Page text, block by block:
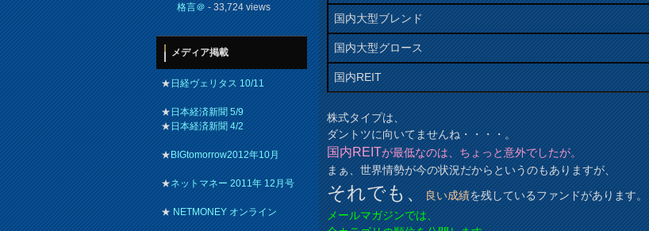
国内大型ブレンド
国内大型グロース
国内REIT
株式タイプは、
ダントツに向いてませんね・・・・。
国内REITが最低なのは、ちょっと意外でしたが。
まぁ、世界情勢が今の状況だからというのもありますが、
それでも、良い成績を残しているファンドがあります。
メールマガジンでは、
格言＠- 33,724 views
メディア掲載
★日経ヴェリタス 10/11
★日本経済新聞 5/9
★日本経済新聞 4/2
★BIGtomorrow2012年10月
★ネットマネー 2011年 12月号
★NETMONEY オンライン